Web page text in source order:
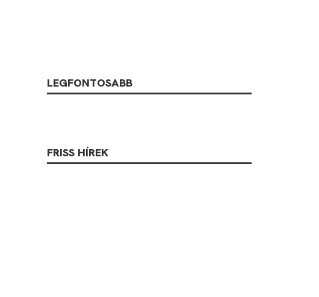
LEGFONTOSABB
FRISS HÍREK